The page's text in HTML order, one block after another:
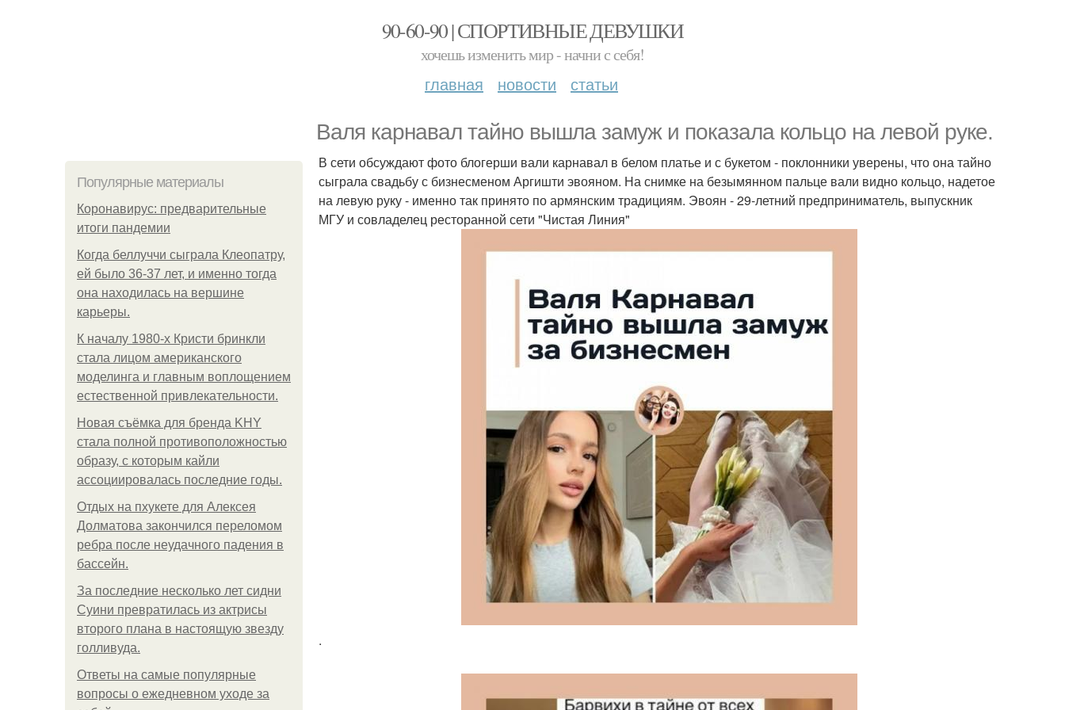
90-60-90 | СПОРТИВНЫЕ ДЕВУШКИ
хочешь изменить мир - начни с себя!
главная новости статьи
Валя карнавал тайно вышла замуж и показала кольцо на левой руке.
Популярные материалы
Коронавирус: предварительные
итоги пандемии
Когда беллуччи сыграла Клеопатру,
ей было 36-37 лет, и именно тогда
она находилась на вершине
карьеры.
К началу 1980-х Кристи бринкли
стала лицом американского
моделинга и главным воплощением
естественной привлекательности.
Новая съёмка для бренда KHY
стала полной противоположностью
образу, с которым кайли
ассоциировалась последние годы.
Отдых на пхукете для Алексея
Долматова закончился переломом
ребра после неудачного падения в
бассейн.
За последние несколько лет сидни
Суини превратилась из актрисы
второго плана в настоящую звезду
голливуда.
Ответы на самые популярные
вопросы о ежедневном уходе за
В сети обсуждают фото блогерши вали карнавал в белом платье и с букетом - поклонники уверены, что она тайно
сыграла свадьбу с бизнесменом Аргишти эвояном. На снимке на безымянном пальце вали видно кольцо, надетое
на левую руку - именно так принято по армянским традициям. Эвоян - 29-летний предприниматель, выпускник
МГУ и совладелец ресторанной сети "Чистая Линия"
.